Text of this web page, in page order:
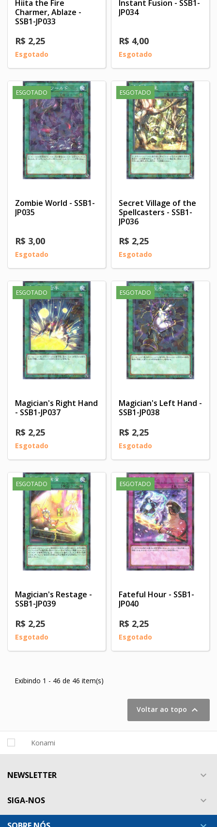
Hiita the Fire
Charmer, Ablaze -
SSB1-JP033
R$ 2,25
Esgotado
Instant Fusion - SSB1-
JP034
R$ 4,00
Esgotado
ESGOTADO
Zombie World - SSB1-
JP035
R$ 3,00
Esgotado
ESGOTADO
Secret Village of the
Spellcasters - SSB1-
JP036
R$ 2,25
Esgotado
ESGOTADO
Magician's Right Hand
- SSB1-JP037
R$ 2,25
Esgotado
ESGOTADO
Magician's Left Hand -
SSB1-JP038
R$ 2,25
Esgotado
ESGOTADO
Magician's Restage -
SSB1-JP039
R$ 2,25
Esgotado
ESGOTADO
Fateful Hour - SSB1-
JP040
R$ 2,25
Esgotado
Exibindo 1 - 46 de 46 item(s)
Voltar ao topo 
NEWSLETTER 
SIGA-NOS 